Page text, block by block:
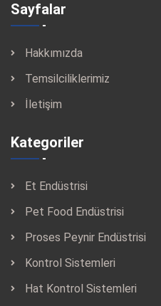
Sayfalar
Hakkımızda
Temsilciliklerimiz
İletişim
Kategoriler
Et Endüstrisi
Pet Food Endüstrisi
Proses Peynir Endüstrisi
Kontrol Sistemleri
Hat Kontrol Sistemleri